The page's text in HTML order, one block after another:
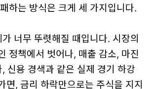
하는 방식은 크게 세 가지입니다.
너무 뚜렷해질 때입니다. 시장의
정책에서 벗어나, 매출 감소, 마진
신용 경색과 같은 실제 경기 하강
면, 금리 하락만으로는 주식을 지지